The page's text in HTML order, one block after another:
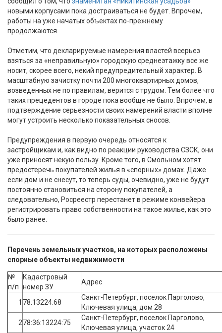
новыми корпусами пока достраиваться не будет. Впрочем,
работы на уже начатых объектах по-прежнему
продолжаются.
Отметим, что декларируемые намерения властей всерьез
взяться за «неправильную» городскую среднеэтажку все же
носит, скорее всего, некий предупредительный характер. В
масштабную зачистку почти 200 многоквартирных домов,
возведенных не по правилам, верится с трудом. Тем более что
таких прецедентов в городе пока вообще не было. Впрочем, в
подтверждение серьезности своих намерений власти вполне
могут устроить несколько показательных сносов.
Предупреждения в первую очередь относятся к
застройщикам и, как видно по реакции руководства СЗСК, они
уже приносят некую пользу. Кроме того, в Смольном хотят
предостеречь покупателей жилья в «спорных» домах. Даже
если дом и не снесут, то теперь суды, очевидно, уже не будут
постоянно становиться на сторону покупателей, а
следовательно, Росреестр перестанет в режиме конвейера
регистрировать право собственности на такое жилье, как это
было ранее.
Перечень земельных участков, на которых расположены
спорные объекты недвижимости
№
п/п
Кадастровый
номер ЗУ
Адрес
1 78:13224:68
Санкт-Петербург, поселок Парголово,
Ключевая улица, дом 28
278:36:13224:75
Санкт-Петербург, поселок Парголово,
Ключевая улица, участок 24